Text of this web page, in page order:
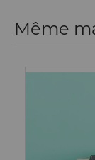
Même